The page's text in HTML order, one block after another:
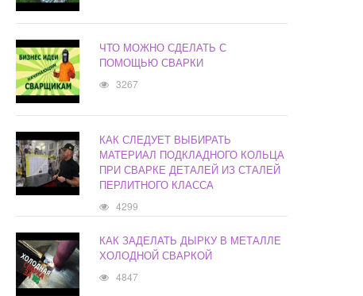
ЧТО МОЖНО СДЕЛАТЬ С
ПОМОЩЬЮ СВАРКИ
3267
КАК СЛЕДУЕТ ВЫБИРАТЬ
МАТЕРИАЛ ПОДКЛАДНОГО КОЛЬЦА
ПРИ СВАРКЕ ДЕТАЛЕЙ ИЗ СТАЛЕЙ
ПЕРЛИТНОГО КЛАССА
4299
КАК ЗАДЕЛАТЬ ДЫРКУ В МЕТАЛЛЕ
ХОЛОДНОЙ СВАРКОЙ
4847